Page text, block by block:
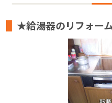
★給湯器のリフォー